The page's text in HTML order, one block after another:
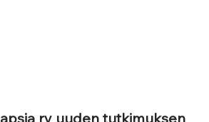
ry uuden tutkimuksen